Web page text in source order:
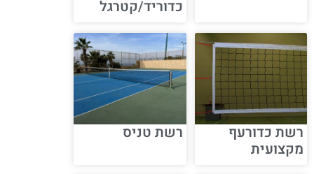
כדוריד/קטרגל
רשת כדורעף
מקצועית
רשת טניס